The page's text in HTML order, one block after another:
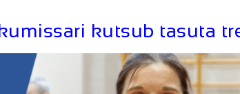
kutsub tasuta